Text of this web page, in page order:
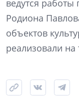
ведутся
Родиона
объектов
реализовали